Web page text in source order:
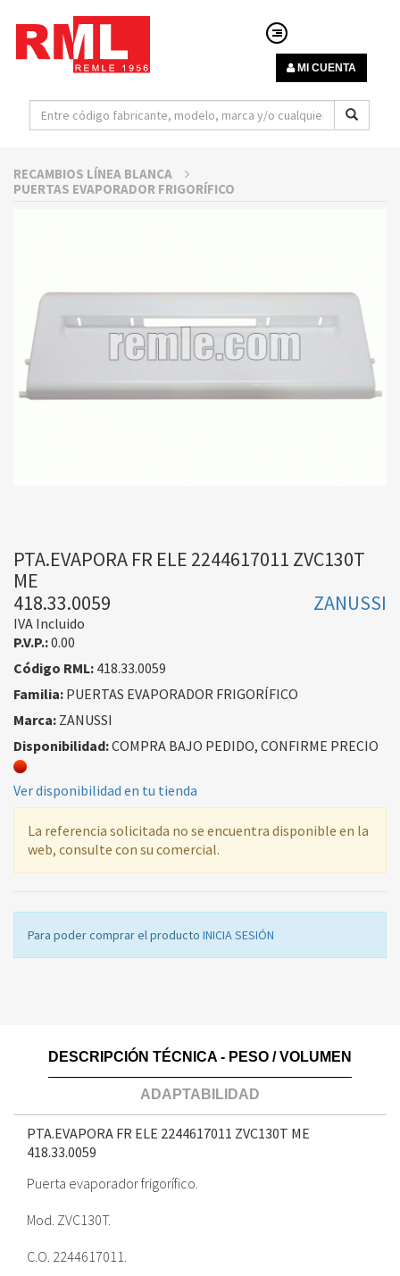
MI CUENTA
RECAMBIOS LÍNEA BLANCA
PUERTAS EVAPORADOR FRIGORÍFICO
PTA.EVAPORA FR ELE 2244617011 ZVC130T
ME
418.33.0059
ZANUSSI
IVA Incluido
P.V.P.:0.00
Código RML: 418.33.0059
Familia: PUERTAS EVAPORADOR FRIGORÍFICO
Marca: ZANUSSI
Disponibilidad:COMPRA BAJO PEDIDO, CONFIRME PRECIO
Ver disponibilidad en tu tienda
La referencia solicitada no se encuentra disponible en la
web, consulte con su comercial.
Para poder comprar el producto INICIA SESIÓN
DESCRIPCIÓN TÉCNICA - PESO / VOLUMEN
ADAPTABILIDAD
PTA.EVAPORA FR ELE 2244617011 ZVC130T ME
418.33.0059
Puerta evaporador frigorífico.
Mod. ZVC130T.
C.O. 2244617011.